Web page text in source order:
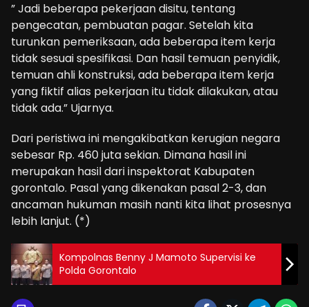
” Jadi beberapa pekerjaan disitu, tentang
pengecatan, pembuatan pagar. Setelah kita
turunkan pemeriksaan, ada beberapa item kerja
tidak sesuai spesifikasi. Dan hasil temuan penyidik,
temuan ahli konstruksi, ada beberapa item kerja
yang fiktif alias pekerjaan itu tidak dilakukan, atau
tidak ada.” Ujarnya.
Dari peristiwa ini mengakibatkan kerugian negara
sebesar Rp. 460 juta sekian. Dimana hasil ini
merupakan hasil dari inspektorat Kabupaten
gorontalo. Pasal yang dikenakan pasal 2-3, dan
ancaman hukuman masih nanti kita lihat prosesnya
lebih lanjut. (*)
Kompolnas Benny J Mamoto Supervisi ke
Polda Gorontalo